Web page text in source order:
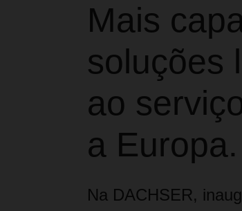
Mais
soluções
ao
a Europa.
Na DACHSER,